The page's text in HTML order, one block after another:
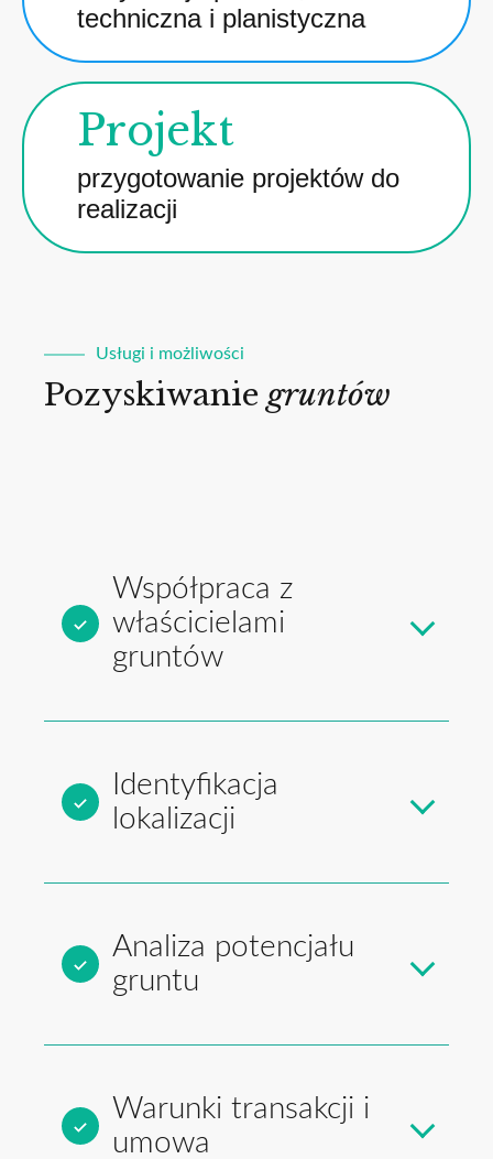
techniczna i planistyczna
Projekt
przygotowanie projektów do
realizacji
Usługi i możliwości
Pozyskiwaniegruntów
Współpraca z
właścicielami
gruntów
Identyfikacja
lokalizacji
Analiza potencjału
gruntu
Warunki transakcji i
umowa